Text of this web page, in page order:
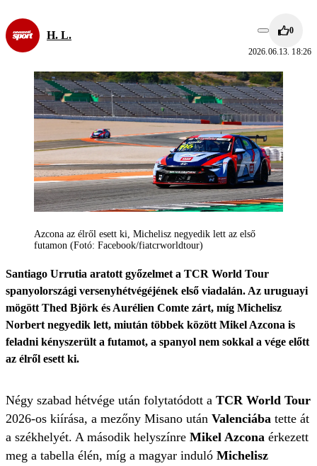
H. L. 0
2026.06.13. 18:26
Azcona az élről esett ki, Michelisz negyedik lett az első
futamon (Fotó: Facebook/fiatcrworldtour)
Santiago Urrutia aratott győzelmet a TCR World Tour
spanyolországi versenyhétvégéjének első viadalán. Az uruguayi
mögött Thed Björk és Aurélien Comte zárt, míg Michelisz
Norbert negyedik lett, miután többek között Mikel Azcona is
feladni kényszerült a futamot, a spanyol nem sokkal a vége előtt
az élről esett ki.
Négy szabad hétvége után folytatódott a TCR World Tour
2026-os kiírása, a mezőny Misano után Valenciába tette át
a székhelyét. A második helyszínre Mikel Azcona érkezett
meg a tabella élén, míg a magyar induló Michelisz